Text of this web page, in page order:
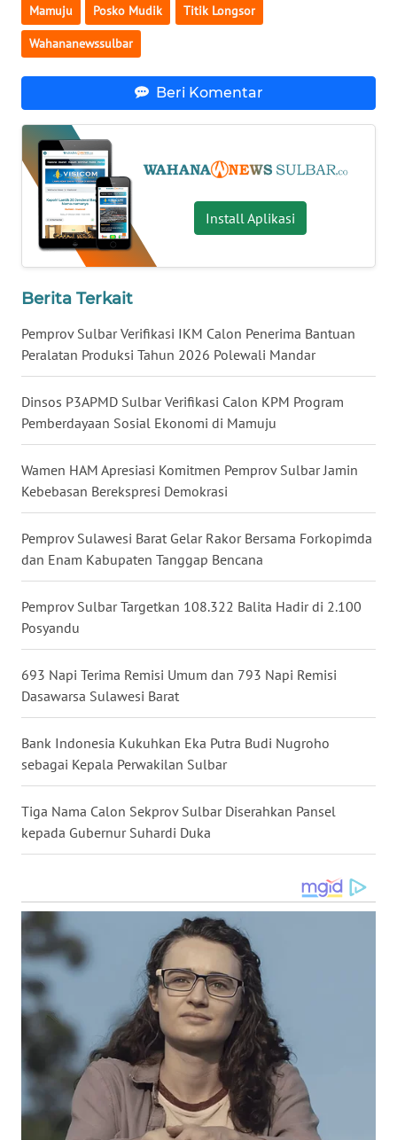
Mamuju Posko Mudik Titik Longsor
Wahananewssulbar
Beri Komentar
Install Aplikasi
Berita Terkait
Pemprov Sulbar Verifikasi IKM Calon Penerima Bantuan
Peralatan Produksi Tahun 2026 Polewali Mandar
Dinsos P3APMD Sulbar Verifikasi Calon KPM Program
Pemberdayaan Sosial Ekonomi di Mamuju
Wamen HAM Apresiasi Komitmen Pemprov Sulbar Jamin
Kebebasan Berekspresi Demokrasi
Pemprov Sulawesi Barat Gelar Rakor Bersama Forkopimda
dan Enam Kabupaten Tanggap Bencana
Pemprov Sulbar Targetkan 108.322 Balita Hadir di 2.100
Posyandu
693 Napi Terima Remisi Umum dan 793 Napi Remisi
Dasawarsa Sulawesi Barat
Bank Indonesia Kukuhkan Eka Putra Budi Nugroho
sebagai Kepala Perwakilan Sulbar
Tiga Nama Calon Sekprov Sulbar Diserahkan Pansel
kepada Gubernur Suhardi Duka
WN
NUSANTARA
WN
JOGJA
WN
JATIM
WN
WN
WN
KALTIM
WN
SULSEL
WN
GORONTALO
WN
SULUT
WN
MALUT
WN
DAIRI
WN
DANAU
WN